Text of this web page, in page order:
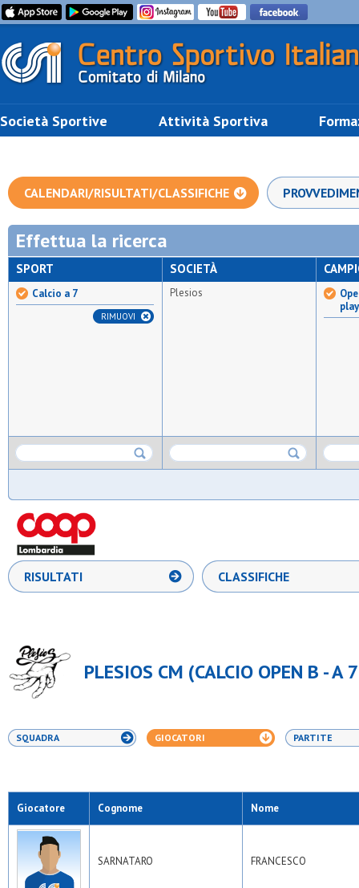
Società Sportive Attività Sportiva
CALENDARI/RISULTATI/CLASSIFICHE
Effettua la ricerca
SPORT
Calcio a 7
RIMUOVI
SOCIETÀ
Plesios
RISULTATI CLASSIFICHE
PLESIOS CM (CALCIO OPEN B - A
SQUADRA GIOCATORI PARTITE
Giocatore Cognome Nome
SARNATARO FRANCESCO